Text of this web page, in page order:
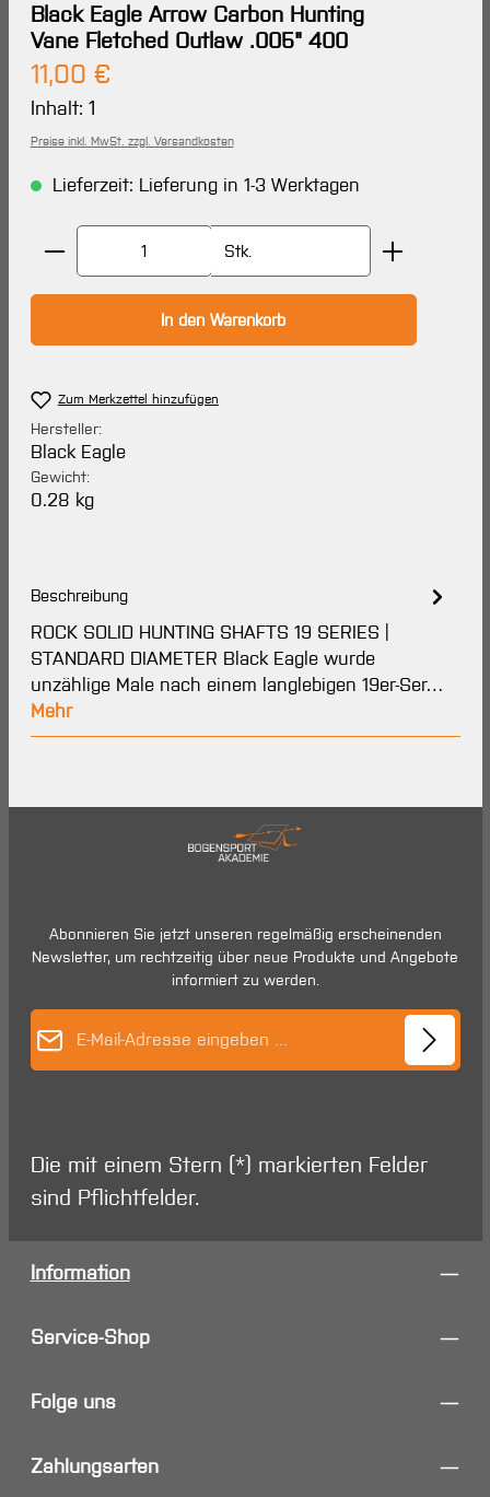
Black Eagle Arrow Carbon Hunting
Vane Fletched Outlaw .005" 400
Regulärer Preis:
11,00 €
Inhalt: 1
Preise inkl. MwSt. zzgl. Versandkosten
Lieferzeit: Lieferung in 1-3 Werktagen
Produkt Anzahl: Gib den gewünschten Wert ein
Stk.
In den Warenkorb
Zum Merkzettel hinzufügen
Hersteller:
Black Eagle
Gewicht:
0.28 kg
Beschreibung
ROCK SOLID HUNTING SHAFTS 19 SERIES |
STANDARD DIAMETER Black Eagle wurde
unzählige Male nach einem langlebigen 19er-Ser…
Mehr
Abonnieren Sie jetzt unseren regelmäßig erscheinenden
Newsletter, um rechtzeitig über neue Produkte und Angebote
informiert zu werden.
Die mit einem Stern (*) markierten Felder
sind Pflichtfelder.
Information
Service-Shop
Folge uns
Zahlungsarten